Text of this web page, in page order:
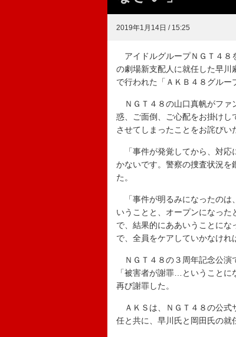
2019年1月14日 / 15:25
アイドルグループＮＧＴ４８
の劇場新支配人に就任した早川
で行われた「ＡＫＢ４８グル
ＮＧＴ４８の山口真帆がファ
惑、ご面倒、ご心配をお掛けし
させてしまったことをお詫びい
「事件が発覚してから、対応
かないです。警察の捜査状況を
た。
「事件が明るみになったのは
いうことと、オープンになった
で、結果的にああいうことに
で、全員をケアしていかなけれ
ＮＧＴ４８の３周年記念公演
「被害者が謝罪…ということ
再び謝罪した。
ＡＫＳは、ＮＧＴ４８の公式
任と共に、早川氏と岡田氏の就